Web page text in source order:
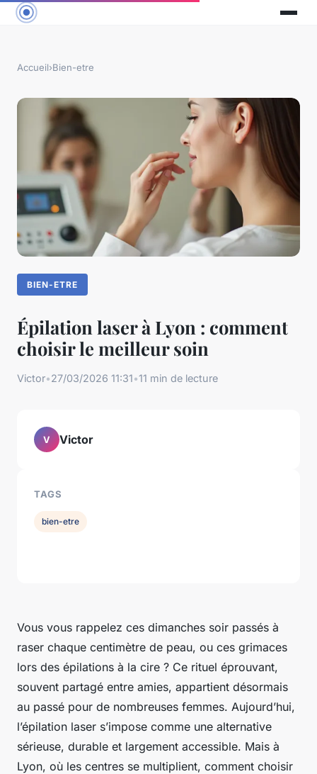
Accueil›Bien-etre
BIEN-ETRE
Épilation laser à Lyon : comment
choisir le meilleur soin
Victor•27/03/2026 11:31•11 min de lecture
Vous vous rappelez ces dimanches soir passés à
raser chaque centimètre de peau, ou ces grimaces
lors des épilations à la cire ? Ce rituel éprouvant,
souvent partagé entre amies, appartient désormais
au passé pour de nombreuses femmes. Aujourd’hui,
l’épilation laser s’impose comme une alternative
sérieuse, durable et largement accessible. Mais à
Lyon, où les centres se multiplient, comment choisir
V Victor
TAGS
bien-etre